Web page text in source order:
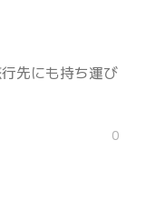
先にも持ち運び
0